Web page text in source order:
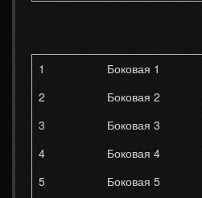
1
Боковая 1
2
Боковая 2
3
Боковая 3
4
Боковая 4
5
Боковая 5